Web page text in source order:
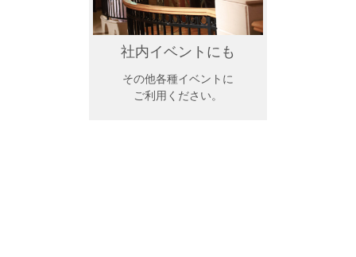
社内イベントにも
その他各種イベントに
ご利用ください。